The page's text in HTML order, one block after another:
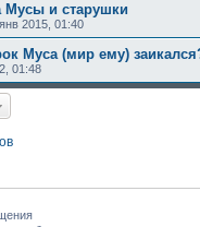
Мусы и старушки
2015, 01:40
Муса (мир ему)
01:48